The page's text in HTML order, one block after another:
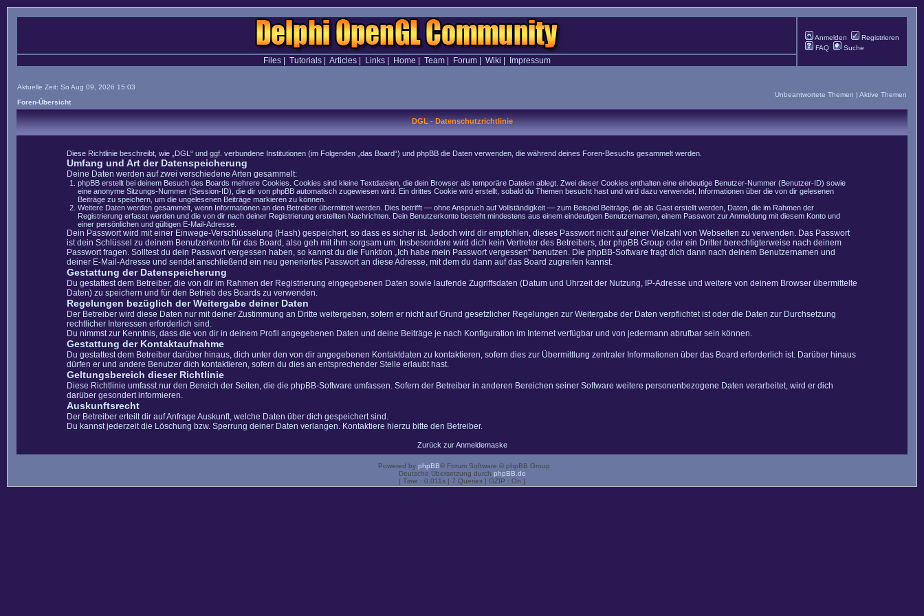
Anmelden
Registrieren
FAQ
Suche
Files| Tutorials| Articles| Links| Home Team| Forum| Wiki Impressum
Aktuelle Zeit: So Aug 09, 2026 15:03
Foren-Übersicht
Unbeantwortete Themen | Aktive Themen
DGL - Datenschutzrichtlinie
Diese Richtlinie beschreibt, wie „DGL“ und ggf. verbundene Institutionen (im Folgenden „das Board“) und phpBB die Daten verwenden, die während deines Foren-Besuchs gesammelt werden.
Umfang und Art der Datenspeicherung
Deine Daten werden auf zwei verschiedene Arten gesammelt:
phpBB erstellt bei deinem Besuch des Boards mehrere Cookies. Cookies sind kleine Textdateien, die dein Browser als temporäre Dateien ablegt. Zwei dieser Cookies enthalten eine eindeutige Benutzer-Nummer (Benutzer-ID) sowie
eine anonyme Sitzungs-Nummer (Session-ID), die dir von phpBB automatisch zugewiesen wird. Ein drittes Cookie wird erstellt, sobald du Themen besucht hast und wird dazu verwendet, Informationen über die von dir gelesenen
Beiträge zu speichern, um die ungelesenen Beiträge markieren zu können.
Weitere Daten werden gesammelt, wenn Informationen an den Betreiber übermittelt werden. Dies betrifft — ohne Anspruch auf Vollständigkeit — zum Beispiel Beiträge, die als Gast erstellt werden, Daten, die im Rahmen der
Registrierung erfasst werden und die von dir nach deiner Registrierung erstellten Nachrichten. Dein Benutzerkonto besteht mindestens aus einem eindeutigen Benutzernamen, einem Passwort zur Anmeldung mit diesem Konto und
einer persönlichen und gültigen E-Mail-Adresse.
Dein Passwort wird mit einer Einwege-Verschlüsselung (Hash) gespeichert, so dass es sicher ist. Jedoch wird dir empfohlen, dieses Passwort nicht auf einer Vielzahl von Webseiten zu verwenden. Das Passwort
ist dein Schlüssel zu deinem Benutzerkonto für das Board, also geh mit ihm sorgsam um. Insbesondere wird dich kein Vertreter des Betreibers, der phpBB Group oder ein Dritter berechtigterweise nach deinem
Passwort fragen. Solltest du dein Passwort vergessen haben, so kannst du die Funktion „Ich habe mein Passwort vergessen“ benutzen. Die phpBB-Software fragt dich dann nach deinem Benutzernamen und
deiner E-Mail-Adresse und sendet anschließend ein neu generiertes Passwort an diese Adresse, mit dem du dann auf das Board zugreifen kannst.
Gestattung der Datenspeicherung
Du gestattest dem Betreiber, die von dir im Rahmen der Registrierung eingegebenen Daten sowie laufende Zugriffsdaten (Datum und Uhrzeit der Nutzung, IP-Adresse und weitere von deinem Browser übermittelte
Daten) zu speichern und für den Betrieb des Boards zu verwenden.
Regelungen bezüglich der Weitergabe deiner Daten
Der Betreiber wird diese Daten nur mit deiner Zustimmung an Dritte weitergeben, sofern er nicht auf Grund gesetzlicher Regelungen zur Weitergabe der Daten verpflichtet ist oder die Daten zur Durchsetzung
rechtlicher Interessen erforderlich sind.
Du nimmst zur Kenntnis, dass die von dir in deinem Profil angegebenen Daten und deine Beiträge je nach Konfiguration im Internet verfügbar und von jedermann abrufbar sein können.
Gestattung der Kontaktaufnahme
Du gestattest dem Betreiber darüber hinaus, dich unter den von dir angegebenen Kontaktdaten zu kontaktieren, sofern dies zur Übermittlung zentraler Informationen über das Board erforderlich ist. Darüber hinaus
dürfen er und andere Benutzer dich kontaktieren, sofern du dies an entsprechender Stelle erlaubt hast.
Geltungsbereich dieser Richtlinie
Diese Richtlinie umfasst nur den Bereich der Seiten, die die phpBB-Software umfassen. Sofern der Betreiber in anderen Bereichen seiner Software weitere personenbezogene Daten verarbeitet, wird er dich
darüber gesondert informieren.
Auskunftsrecht
Der Betreiber erteilt dir auf Anfrage Auskunft, welche Daten über dich gespeichert sind.
Du kannst jederzeit die Löschung bzw. Sperrung deiner Daten verlangen. Kontaktiere hierzu bitte den Betreiber.
Zurück zur Anmeldemaske
Powered by phpBB® Forum Software © phpBB Group
Deutsche Übersetzung durch phpBB.de
[ Time : 0.011s | 7 Queries | GZIP : On ]